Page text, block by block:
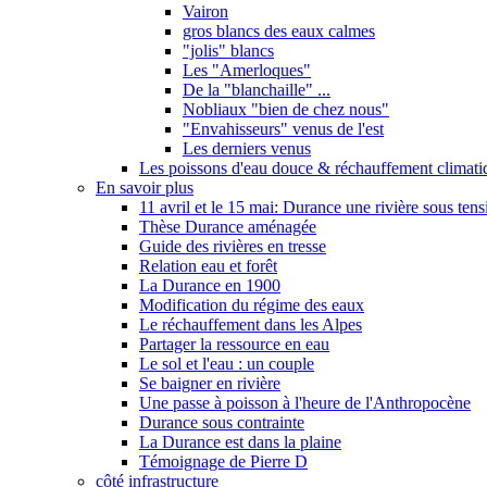
Vairon
gros blancs des eaux calmes
"jolis" blancs
Les "Amerloques"
De la "blanchaille" ...
Nobliaux "bien de chez nous"
"Envahisseurs" venus de l'est
Les derniers venus
Les poissons d'eau douce & réchauffement
En savoir plus
11 avril et le 15 mai: Durance une rivière sous
Thèse Durance aménagée
Guide des rivières en tresse
Relation eau et forêt
La Durance en 1900
Modification du régime des eaux
Le réchauffement dans les Alpes
Partager la ressource en eau
Le sol et l'eau : un couple
Se baigner en rivière
Une passe à poisson à l'heure de l'Anthropocène
Durance sous contrainte
La Durance est dans la plaine
Témoignage de Pierre D
côté infrastructure